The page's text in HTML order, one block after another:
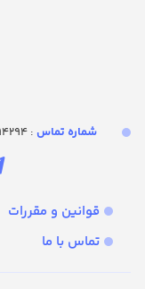
شماره تماس‌ : 09124394294 / 02632240165 / 02634496576
قوانین و مقررات
تماس با ما